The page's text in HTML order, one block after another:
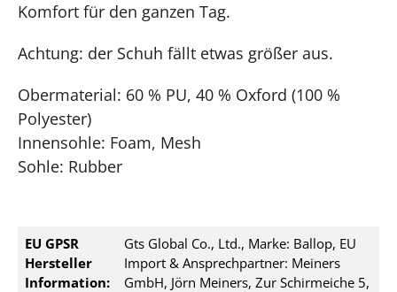
Komfort für den ganzen Tag.
Achtung: der Schuh fällt etwas größer aus.
Obermaterial: 60 % PU, 40 % Oxford (100 %
Polyester)
Innensohle: Foam, Mesh
Sohle: Rubber
EU GPSR
Hersteller
Information:
Gts Global Co., Ltd., Marke: Ballop, EU
Import & Ansprechpartner: Meiners
GmbH, Jörn Meiners, Zur Schirmeiche 5,